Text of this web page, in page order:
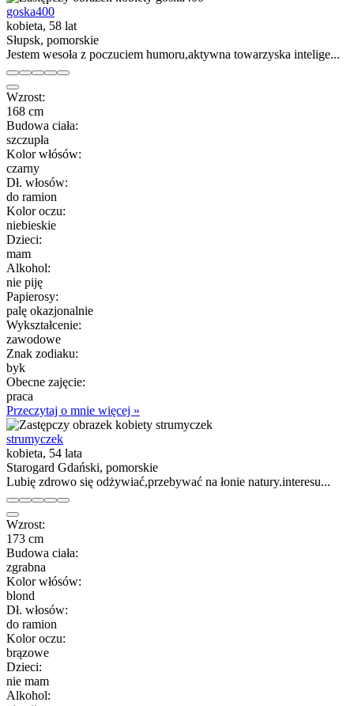
goska400
kobieta, 58 lat
Słupsk, pomorskie
Jestem wesoła z poczuciem humoru,aktywna towarzyska intelige...
Wzrost:
168 cm
Budowa ciała:
szczupła
Kolor włósów:
czarny
Dł. włosów:
do ramion
Kolor oczu:
niebieskie
Dzieci:
mam
Alkohol:
nie piję
Papierosy:
palę okazjonalnie
Wykształcenie:
zawodowe
Znak zodiaku:
byk
Obecne zajęcie:
praca
Przeczytaj o mnie więcej »
strumyczek
kobieta, 54 lata
Starogard Gdański, pomorskie
Lubię zdrowo się odżywiać,przebywać na łonie natury.interesu...
Wzrost:
173 cm
Budowa ciała:
zgrabna
Kolor włósów:
blond
Dł. włosów:
do ramion
Kolor oczu:
brązowe
Dzieci:
nie mam
Alkohol: